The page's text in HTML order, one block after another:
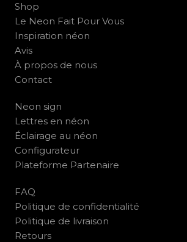
Shop
Le Neon Fait Pour Vous
Inspiration néon
Avis
À propos de nous
Contact
Neon sign
Lettres en néon
Éclairage au néon
Configurateur
Plateforme Partenaire
FAQ
Politique de confidentialité
Politique de livraison
Retours